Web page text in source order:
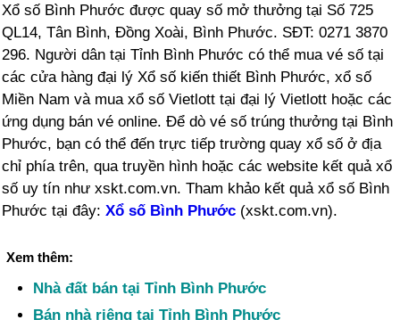
Xổ số Bình Phước được quay số mở thưởng tại Số 725
QL14, Tân Bình, Đồng Xoài, Bình Phước. SĐT: 0271 3870
296. Người dân tại Tỉnh Bình Phước có thể mua vé số tại
các cửa hàng đại lý Xổ số kiến thiết Bình Phước, xổ số
Miền Nam và mua xổ số Vietlott tại đại lý Vietlott hoặc các
ứng dụng bán vé online. Để dò vé số trúng thưởng tại Bình
Phước, bạn có thể đến trực tiếp trường quay xổ số ở địa
chỉ phía trên, qua truyền hình hoặc các website kết quả xổ
số uy tín như xskt.com.vn. Tham khảo kết quả xổ số Bình
Phước tại đây:Xổ số Bình Phước (xskt.com.vn).
Xem thêm:
Nhà đất bán tại Tỉnh Bình Phước
Bán nhà riêng tại Tỉnh Bình Phước